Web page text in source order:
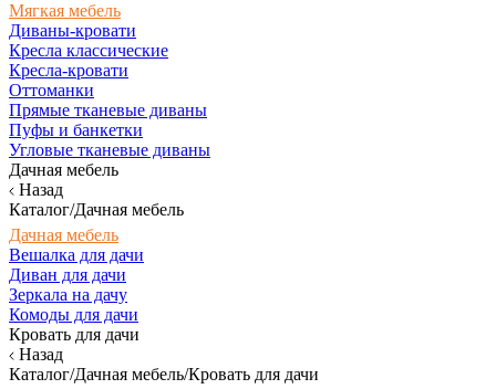
Мягкая мебель
Диваны-кровати
Кресла классические
Кресла-кровати
Оттоманки
Прямые тканевые диваны
Пуфы и банкетки
Угловые тканевые диваны
Дачная мебель
Назад
Каталог/Дачная мебель
Дачная мебель
Вешалка для дачи
Диван для дачи
Зеркала на дачу
Комоды для дачи
Кровать для дачи
Назад
Каталог/Дачная мебель/Кровать для дачи